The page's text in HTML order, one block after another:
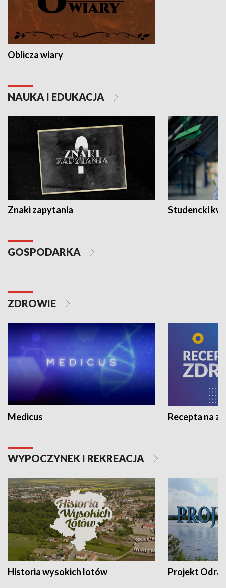
Oblicza wiary
NAUKA I EDUKACJA
Znaki zapytania Studencki
GOSPODARKA
ZDROWIE
Medicus Recepta na
WYPOCZYNEK I REKREACJA
Historia wysokich lotów Projekt Odra